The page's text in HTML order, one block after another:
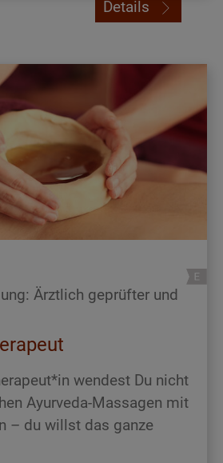
Details
Ärztlich geprüfter und
wendest Du nicht
Ayurveda-Massagen mit
– du willst das ganze